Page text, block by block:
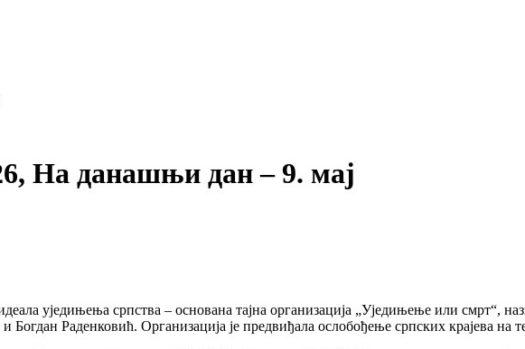
На данашњи дан – 9. мај
уједињења српства – основана тајна организација „Уједињење или смрт“,
Раденковић. Организација је предвиђала ослобођење српских крајева на